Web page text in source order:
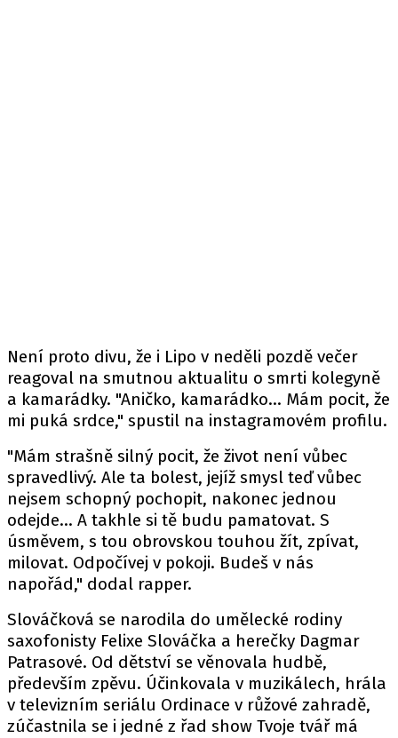
Není proto divu, že i Lipo v neděli pozdě večer
reagoval na smutnou aktualitu o smrti kolegyně
a kamarádky. "Aničko, kamarádko… Mám pocit, že
mi puká srdce," spustil na instagramovém profilu.
"Mám strašně silný pocit, že život není vůbec
spravedlivý. Ale ta bolest, jejíž smysl teď vůbec
nejsem schopný pochopit, nakonec jednou
odejde… A takhle si tě budu pamatovat. S
úsměvem, s tou obrovskou touhou žít, zpívat,
milovat. Odpočívej v pokoji. Budeš v nás
napořád," dodal rapper.
Slováčková se narodila do umělecké rodiny
saxofonisty Felixe Slováčka a herečky Dagmar
Patrasové. Od dětství se věnovala hudbě,
především zpěvu. Účinkovala v muzikálech, hrála
v televizním seriálu Ordinace v růžové zahradě,
zúčastnila se i jedné z řad show Tvoje tvář má